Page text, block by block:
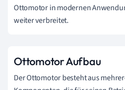
Ottomotor in modernen
weiter verbreitet.
Ottomotor Aufbau
Der Ottomotor besteht aus